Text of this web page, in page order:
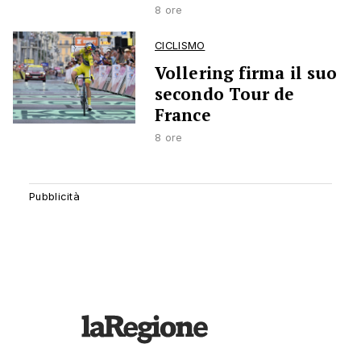
8 ore
CICLISMO
Vollering firma il suo
secondo Tour de
France
8 ore